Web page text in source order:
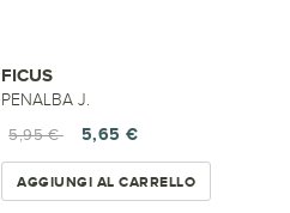
FICUS
PENALBA J.
5,95 €
5,65 €
AGGIUNGI AL CARRELLO